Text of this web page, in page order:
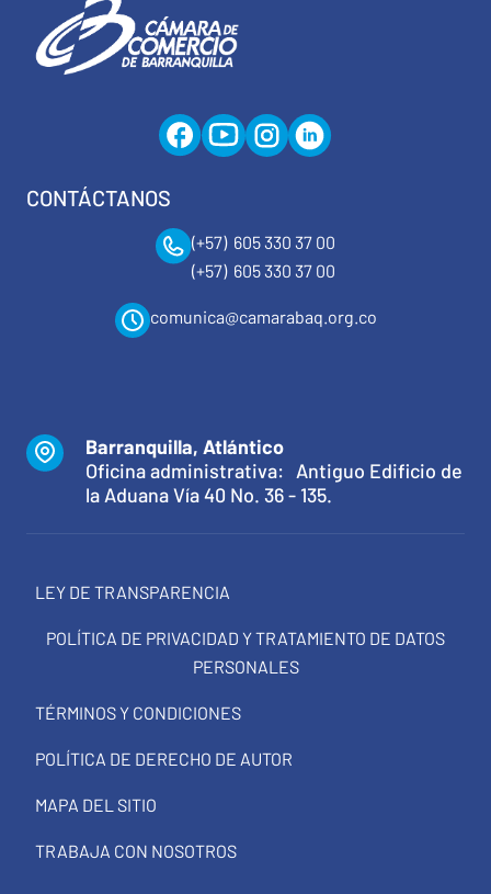
CONTÁCTANOS
(+57) 605 330 37 00
(+57) 605 330 37 00
comunica@camarabaq.org.co
Barranquilla, Atlántico
Oficina administrativa: Antiguo Edificio de
la Aduana Vía 40 No. 36 - 135.
LEY DE TRANSPARENCIA
POLÍTICA DE PRIVACIDAD Y TRATAMIENTO DE DATOS
PERSONALES
TÉRMINOS Y CONDICIONES
POLÍTICA DE DERECHO DE AUTOR
MAPA DEL SITIO
TRABAJA CON NOSOTROS